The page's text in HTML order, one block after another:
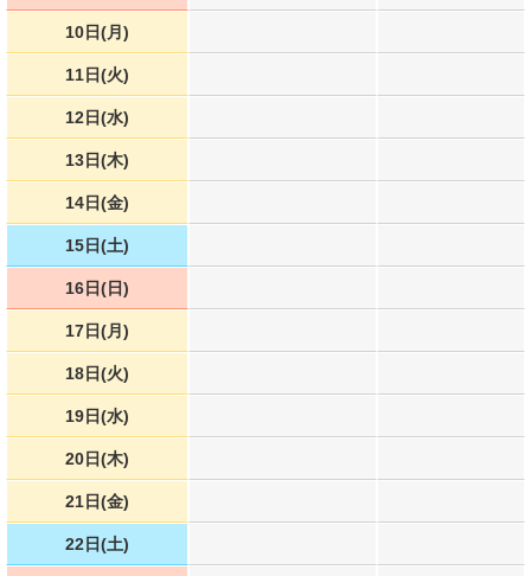
10日(月)
11日(火)
12日(水)
13日(木)
14日(金)
15日(土)
16日(日)
17日(月)
18日(火)
19日(水)
20日(木)
21日(金)
22日(土)